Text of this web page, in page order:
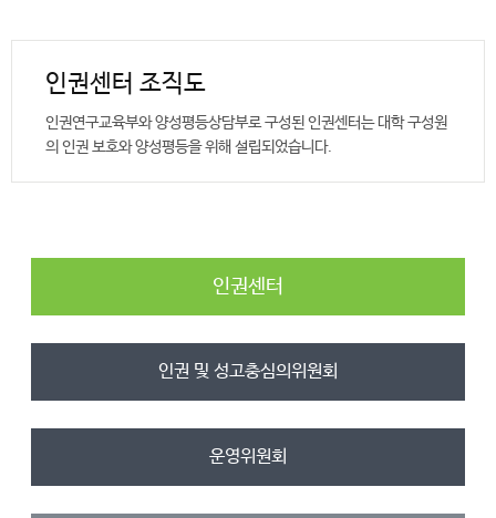
인권센터 조직도
인권연구교육부와 양성평등상담부로 구성된 인권센터는 대학 구성원
의 인권 보호와 양성평등을 위해 설립되었습니다.
인권센터
인권 및 성고충심의위원회
운영위원회